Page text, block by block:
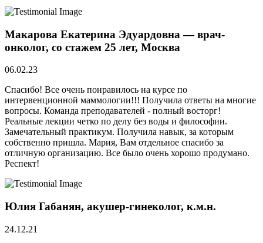
Макарова Екатерина Эдуардовна — врач-
онколог, со стажем 25 лет, Москва
06.02.23
Спасибо! Все очень понравилось на курсе по
интервенционной маммологии!!! Получила ответы на многие
вопросы. Команда преподавателей - полный восторг!
Реальные лекции четко по делу без воды и философии.
Замечательный практикум. Получила навык, за которым
собственно пришла. Мария, Вам отдельное спасибо за
отличную организацию. Все было очень хорошо продумано.
Респект!
Юлия Габанян, акушер-гинеколог, к.м.н.
24.12.21